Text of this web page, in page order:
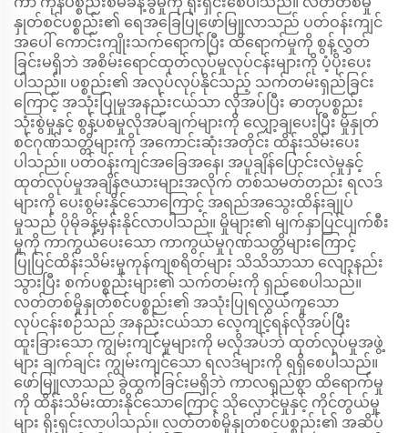
နှုတ်စင်ပစ္စည်း၏ ရေအခြေပြုဖော်မြူလာသည် ပတ်ဝန်းကျင်
အပေါ် ကောင်းကျိုးသက်ရောက်ပြီး ထိရောက်မှုကို စွန့်လွှတ်
ခြင်းမရှိဘဲ အစိမ်းရောင်ထုတ်လုပ်မှုလုပ်ငန်းများကို ပံ့ပိုးပေး
ပါသည်။ ပစ္စည်း၏ အလုပ်လုပ်နိုင်သည့် သက်တမ်းရှည်ခြင်း
ကြောင့် အသုံးပြုမှုအနည်းငယ်သာ လိုအပ်ပြီး ဓာတုပစ္စည်း
သုံးစွဲမှုနှင့် စွန့်ပစ်မှုလိုအပ်ချက်များကို လျှော့ချပေးပြီး မှိုနှုတ်
စင်ဂုဏ်သတ္တိများကို အကောင်းဆုံးအတိုင်း ထိန်းသိမ်းပေး
ပါသည်။ ပတ်ဝန်းကျင်အခြေအနေ၊ အပူချိန်ပြောင်းလဲမှုနှင့်
ထုတ်လုပ်မှုအချိန်ဇယားများအလိုက် တစ်သမတ်တည်း ရလဒ်
များကို ပေးစွမ်းနိုင်သောကြောင့် အရည်အသွေးထိန်းချုပ်
မှုသည် ပိုမိုခန့်မှန်းနိုင်လာပါသည်။ မှိုများ၏ မျက်နှာပြင်ပျက်စီး
မှုကို ကာကွယ်ပေးသော ကာကွယ်မှုဂုဏ်သတ္တိများကြောင့်
ပြုပြင်ထိန်းသိမ်းမှုကုန်ကျစရိတ်များ သိသိသာသာ လျော့နည်း
သွားပြီး စက်ပစ္စည်းများ၏ သက်တမ်းကို ရှည်စေပါသည်။
လတ်တစ်မှိုနှုတ်စင်ပစ္စည်း၏ အသုံးပြုရလွယ်ကူသော
လုပ်ငန်းစဉ်သည် အနည်းငယ်သာ လေ့ကျင့်ရန်လိုအပ်ပြီး
ထူးခြားသော ကျွမ်းကျင်မှုများကို မလိုအပ်ဘဲ ထုတ်လုပ်မှုအဖွဲ့
များ ချက်ချင်း ကျွမ်းကျင်သော ရလဒ်များကို ရရှိစေပါသည်။
ဖော်မြူလာသည် ခွဲထွက်ခြင်းမရှိဘဲ ကာလရှည်စွာ ထိရောက်မှု
ကို ထိန်းသိမ်းထားနိုင်သောကြောင့် သိုလှောင်မှုနှင့် ကိုင်တွယ်မှု
များ ရိုးရှင်းလာပါသည်။ လတ်တစ်မှိုနှုတ်စင်ပစ္စည်း၏ အဆိပ်